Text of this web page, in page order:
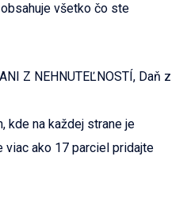
všetko čo ste
Z NEHNUTEĽNOSTÍ, Daň z
kde na každej strane je
viac ako 17 parciel pridajte